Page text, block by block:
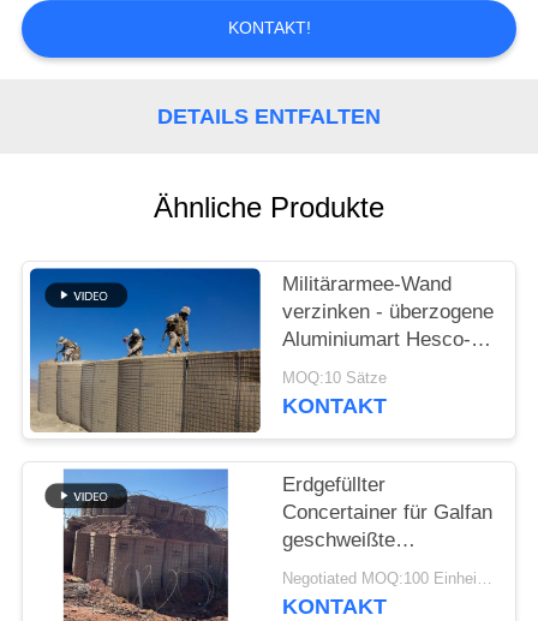
ANGEBOT
KONTAKT!
DETAILS ENTFALTEN
Ähnliche Produkte
Militärarmee-Wand
verzinken - überzogene
Aluminiumart Hesco-
Sperren-Bastions-
defensive Sperren für
MOQ:10 Sätze
KONTAKT
Erdgefüllter
Concertainer für Galfan
geschweißte
Gabionenbox als
militärische Hesco-
Negotiated MOQ:100 Einheiten
KONTAKT